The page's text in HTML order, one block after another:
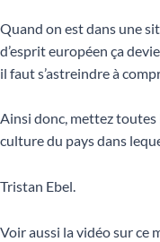
Quand on est dans une
d’esprit européen ça
il faut s’astreindre à
Ainsi donc, mettez toutes
culture du pays dans
Tristan Ebel.
Voir aussi la vidéo sur ce